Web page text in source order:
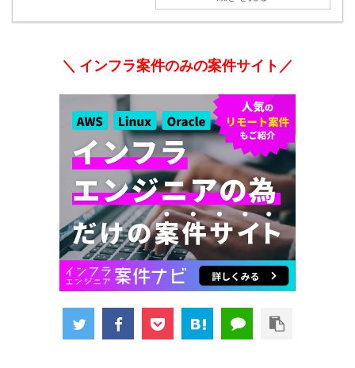
＼ インフラ案件のみの案件サイト／